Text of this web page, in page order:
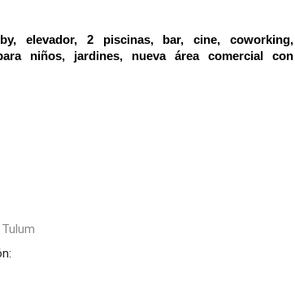
elevador, 2 piscinas, bar, cine, coworking,
niños, jardines, nueva área comercial con
Tulum